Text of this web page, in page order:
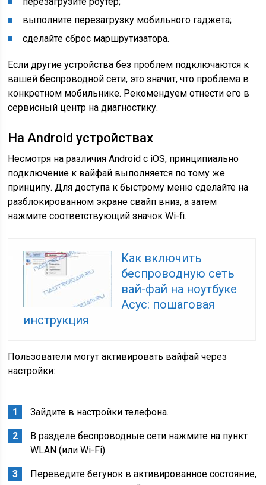
выполните перезагрузку мобильного гаджета;
сделайте сброс маршрутизатора.
Если другие устройства без проблем подключаются к
вашей беспроводной сети, это значит, что проблема в
конкретном мобильнике. Рекомендуем отнести его в
сервисный центр на диагностику.
На Android устройствах
Несмотря на различия Android с iOS, принципиально
подключение к вайфай выполняется по тому же
принципу. Для доступа к быстрому меню сделайте на
разблокированном экране свайп вниз, а затем
нажмите соответствующий значок Wi-fi.
Как включить
беспроводную сеть
вай-фай на ноутбуке
Асус: пошаговая
инструкция
Пользователи могут активировать вайфай через
настройки:
Зайдите в настройки телефона.
В разделе беспроводные сети нажмите на пункт
WLAN (или Wi-Fi).
Переведите бегунок в активированное состояние,